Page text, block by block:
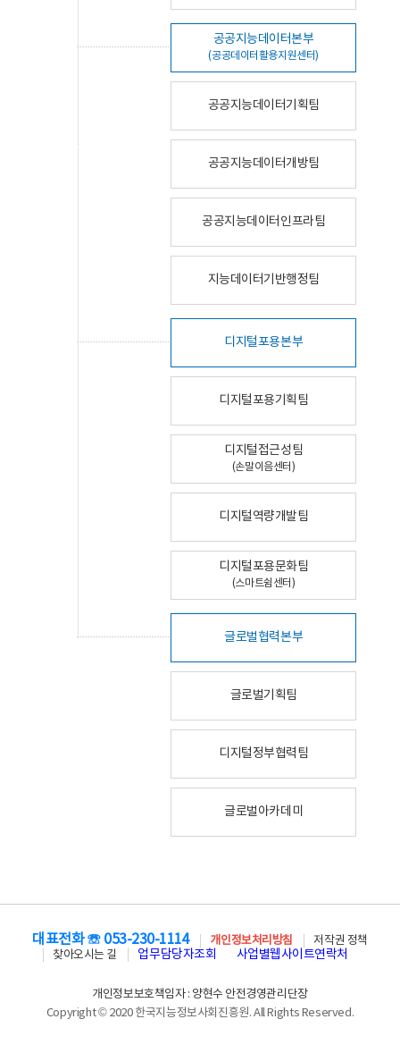
공공지능데이터본부
(공공데이터활용지원센터)
공공지능데이터기획팀
공공지능데이터개방팀
공공지능데이터인프라팀
지능데이터기반행정팀
디지털포용본부
디지털포용기획팀
디지털접근성팀
(손말이음센터)
디지털역량개발팀
디지털포용문화팀
(스마트쉼센터)
글로벌협력본부
글로벌기획팀
디지털정부협력팀
글로벌아카데미
대표전화 ☏ 053-230-1114 개인정보처리방침
저작권 정책
찾아오시는 길
업무담당자조회 사업별웹사이트연락처
개인정보보호책임자 : 양현수 안전경영관리단장
Copyright © 2020 한국지능정보사회진흥원. All Rights Reserved.